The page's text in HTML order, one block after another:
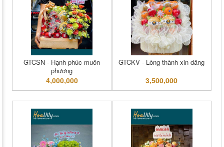
GTCSN - Hạnh phúc muôn
phương
4,000,000
GTCKV - Lòng thành xin dâng
3,500,000